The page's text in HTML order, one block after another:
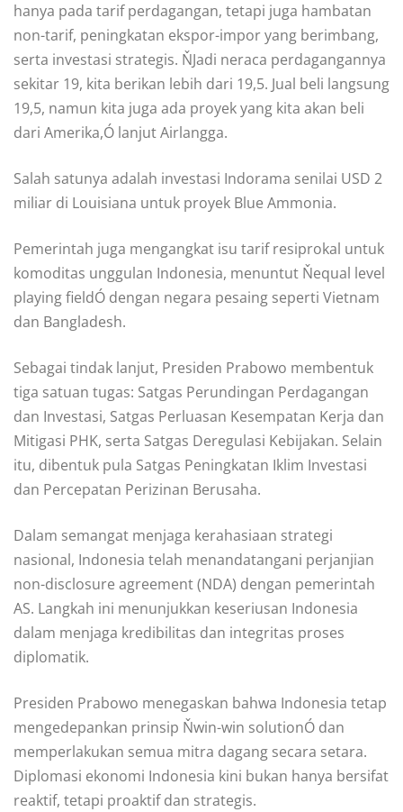
hanya pada tarif perdagangan, tetapi juga hambatan
non-tarif, peningkatan ekspor-impor yang berimbang,
serta investasi strategis. ŇJadi neraca perdagangannya
sekitar 19, kita berikan lebih dari 19,5. Jual beli langsung
19,5, namun kita juga ada proyek yang kita akan beli
dari Amerika,Ó lanjut Airlangga.
Salah satunya adalah investasi Indorama senilai USD 2
miliar di Louisiana untuk proyek Blue Ammonia.
Pemerintah juga mengangkat isu tarif resiprokal untuk
komoditas unggulan Indonesia, menuntut Ňequal level
playing fieldÓ dengan negara pesaing seperti Vietnam
dan Bangladesh.
Sebagai tindak lanjut, Presiden Prabowo membentuk
tiga satuan tugas: Satgas Perundingan Perdagangan
dan Investasi, Satgas Perluasan Kesempatan Kerja dan
Mitigasi PHK, serta Satgas Deregulasi Kebijakan. Selain
itu, dibentuk pula Satgas Peningkatan Iklim Investasi
dan Percepatan Perizinan Berusaha.
Dalam semangat menjaga kerahasiaan strategi
nasional, Indonesia telah menandatangani perjanjian
non-disclosure agreement (NDA) dengan pemerintah
AS. Langkah ini menunjukkan keseriusan Indonesia
dalam menjaga kredibilitas dan integritas proses
diplomatik.
Presiden Prabowo menegaskan bahwa Indonesia tetap
mengedepankan prinsip Ňwin-win solutionÓ dan
memperlakukan semua mitra dagang secara setara.
Diplomasi ekonomi Indonesia kini bukan hanya bersifat
reaktif, tetapi proaktif dan strategis.